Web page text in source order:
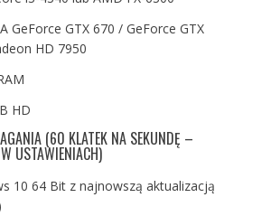
GeForce GTX 670 / GeForce GTX
HD 7950
HD
(60 KLATEK NA SEKUNDĘ –
USTAWIENIACH)
10 64 Bit z najnowszą aktualizacją